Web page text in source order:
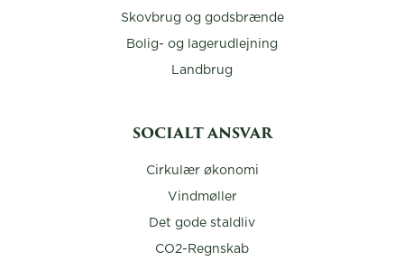
Skovbrug og godsbrænde
Bolig- og lagerudlejning
Landbrug
SOCIALT ANSVAR
Cirkulær økonomi
Vindmøller
Det gode staldliv
CO2-Regnskab